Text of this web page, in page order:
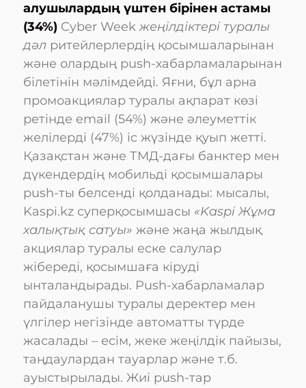
алушылардың үштен бірінен астамы
(34%) Cyber Weekжеңілдіктері туралы
дәл ритейлерлердің қосымшаларынан
және олардың push-хабарламаларынан
білетінін мәлімдейді. Яғни, бұл арна
промоакциялар туралы ақпарат көзі
ретінде email (54%) және әлеуметтік
желілерді (47%) іс жүзінде қуып жетті.
Қазақстан және ТМД-дағы банктер мен
дүкендердің мобильді қосымшалары
push-ты белсенді қолданады: мысалы,
Kaspi.kz суперқосымшасы «Kaspi Жұма
халықтық сатуы» және жаңа жылдық
акциялар туралы еске салулар
жібереді, қосымшаға кіруді
ынталандырады. Push-хабарламалар
пайдаланушы туралы деректер мен
үлгілер негізінде автоматты түрде
жасалады – есім, жеке жеңілдік пайызы,
таңдаулардан тауарлар және т.б.
ауыстырылады. Жиі push-тар